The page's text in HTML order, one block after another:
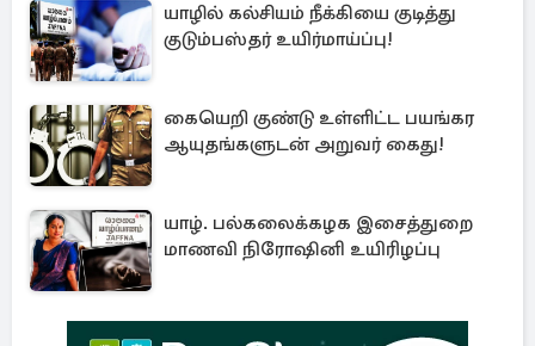
யாழில் கல்சியம் நீக்கியை குடித்து
குடும்பஸ்தர் உயிர்மாய்ப்பு!
கையெறி குண்டு உள்ளிட்ட பயங்கர
ஆயுதங்களுடன் அறுவர் கைது!
யாழ். பல்கலைக்கழக இசைத்துறை
மாணவி நிரோஷினி உயிரிழப்பு